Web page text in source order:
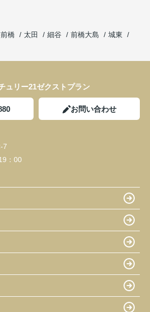
橋 太田 細谷 前橋大島
城東
ュリー21ゼクストプラン
お問い合わせ
7
：00